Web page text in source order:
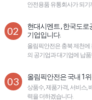
안전용품 유통회사가 되
02
현대시멘트 , 한국도
기업입니다.
올림픽안전은 충북 제천에
의 공기업과 대기업에 납
03 올림픽안전은 국내 1
상품수, 제품가격, 서비스,
력을 더하겠습니다.